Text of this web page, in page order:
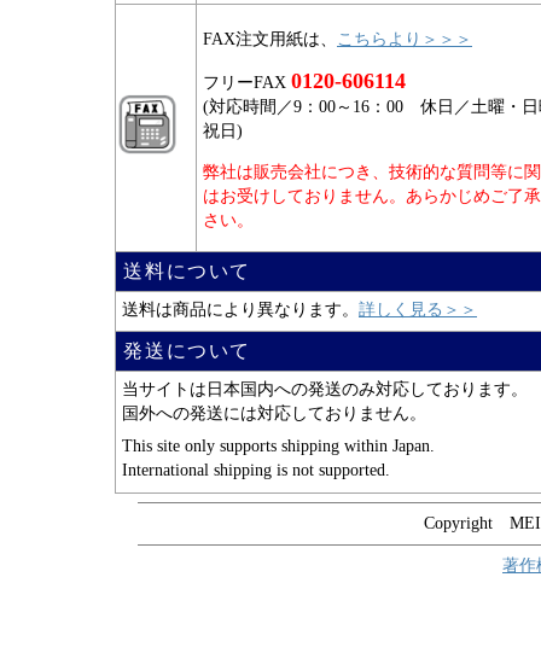
FAX注文用紙は、 こちらより＞＞＞
フリーFAX 0120-606114
(対応時間／9：00～16：00 休日／土曜・
祝日)
弊社は販売会社につき、技術的な質問等に
はお受けしておりません。あらかじめご了
さい。
送料について
送料は商品により異なります。 詳しく見る＞＞
発送について
当サイトは日本国内への発送のみ対応しております。
国外への発送には対応しておりません。
This site only supports shipping within Japan.
International shipping is not supported.
Copyright
著作